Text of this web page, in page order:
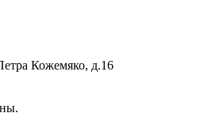
Кожемяко, д.16